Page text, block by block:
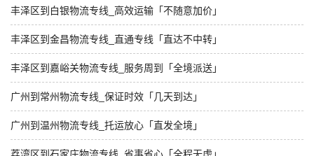
丰泽区到白银物流专线_高效运输「不随意加价」
丰泽区到金昌物流专线_直通专线「直达不中转」
丰泽区到嘉峪关物流专线_服务周到「全境派送」
广州到常州物流专线_保证时效「几天到达」
广州到温州物流专线_托运放心「直发全境」